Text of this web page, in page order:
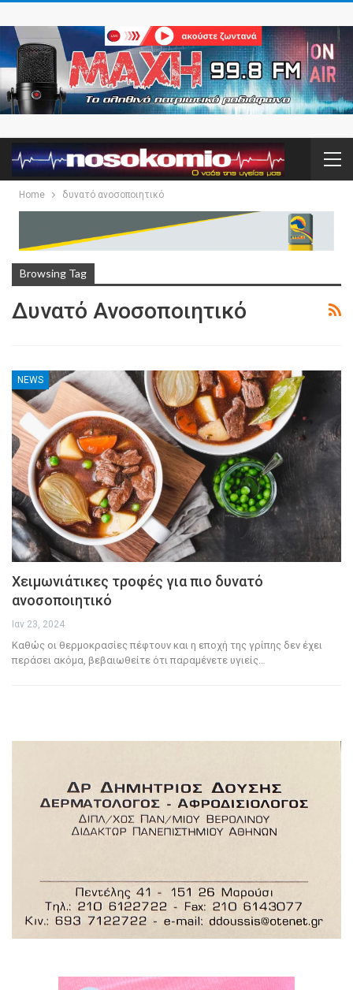
Home δυνατό ανοσοποιητικό
Browsing Tag
Δυνατό Ανοσοποιητικό
NEWS
Χειμωνιάτικες τροφές για πιο δυνατό
ανοσοποιητικό
Ιαν 23, 2024
Καθώς οι θερμοκρασίες πέφτουν και η εποχή της γρίπης δεν έχει
περάσει ακόμα, βεβαιωθείτε ότι παραμένετε υγιείς